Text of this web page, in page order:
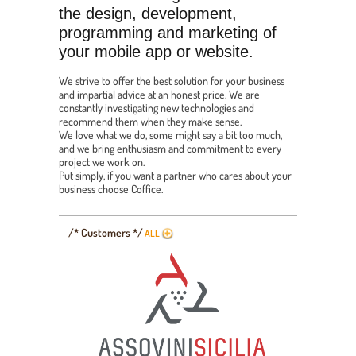
the design, development,
programming and marketing of
your mobile app or website.
We strive to offer the best solution for your business
and impartial advice at an honest price. We are
constantly investigating new technologies and
recommend them when they make sense.
We love what we do, some might say a bit too much,
and we bring enthusiasm and commitment to every
project we work on.
Put simply, if you want a partner who cares about your
business choose Coffice.
/* Customers */ALL